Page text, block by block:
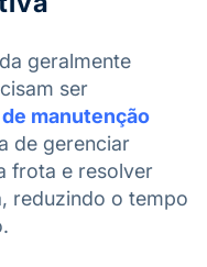
geralmente
ser
manutenção
de gerenciar
frota e resolver
reduzindo o tempo